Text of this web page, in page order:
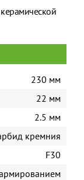
230 мм
22 мм
2.5 мм
кремния
F30